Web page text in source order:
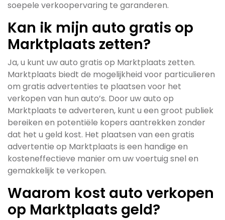
soepele verkoopervaring te garanderen.
Kan ik mijn auto gratis op
Marktplaats zetten?
Ja, u kunt uw auto gratis op Marktplaats zetten.
Marktplaats biedt de mogelijkheid voor particulieren
om gratis advertenties te plaatsen voor het
verkopen van hun auto’s. Door uw auto op
Marktplaats te adverteren, kunt u een groot publiek
bereiken en potentiële kopers aantrekken zonder
dat het u geld kost. Het plaatsen van een gratis
advertentie op Marktplaats is een handige en
kosteneffectieve manier om uw voertuig snel en
gemakkelijk te verkopen.
Waarom kost auto verkopen
op Marktplaats geld?